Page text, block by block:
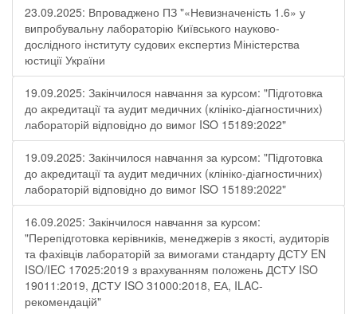
23.09.2025: Впроваджено ПЗ "«Невизначеність 1.6» у
випробувальну лабораторію Київського науково-
дослідного інституту судових експертиз Міністерства
юстиції України
19.09.2025: Закінчилося навчання за курсом: "Підготовка
до акредитації та аудит медичних (клініко-діагностичних)
лабораторій відповідно до вимог ISO 15189:2022"
19.09.2025: Закінчилося навчання за курсом: "Підготовка
до акредитації та аудит медичних (клініко-діагностичних)
лабораторій відповідно до вимог ISO 15189:2022"
16.09.2025: Закінчилося навчання за курсом:
"Перепідготовка керівників, менеджерів з якості, аудиторів
та фахівців лабораторій за вимогами стандарту ДСТУ EN
ISO/IEC 17025:2019 з врахуванням положень ДСТУ ISO
19011:2019, ДСТУ ISO 31000:2018, ЕА, ILAC-
рекомендацій"